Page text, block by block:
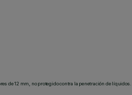
de 12 mm, no protegido contra la penetración de líquidos.